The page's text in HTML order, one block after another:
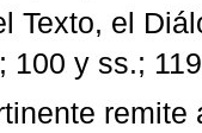
Texto, el
100 y ss.;